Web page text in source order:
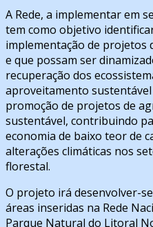
A Rede, a implementar em
tem como objetivo
implementação de projetos
e que possam ser
recuperação dos
aproveitamento
promoção de projetos de
sustentável, contribuindo
economia de baixo teor de
alterações climáticas nos
florestal.
O projeto irá desenvolver-
áreas inseridas na Rede
Parque Natural do Litoral